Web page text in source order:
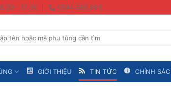
- 17:30 0944.689.689
GIỚI THIỆU TIN TỨC CHÍNH